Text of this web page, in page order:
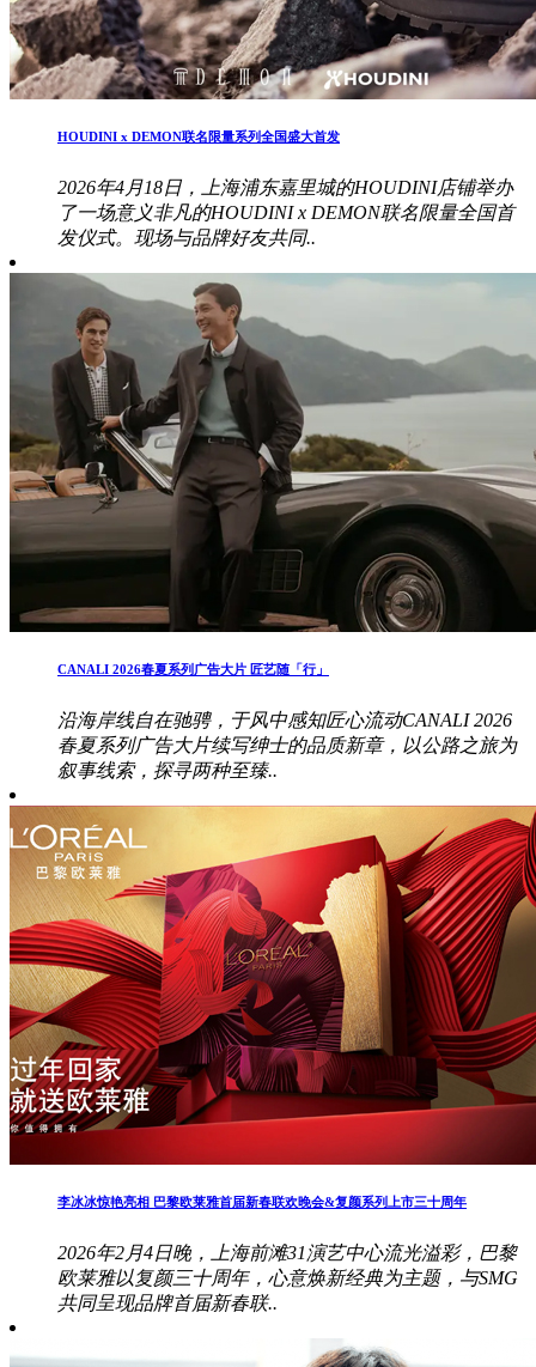
HOUDINI x DEMON联名限量系列全国盛大首发
2026年4月18日，上海浦东嘉里城的HOUDINI店铺举办
了一场意义非凡的HOUDINI x DEMON联名限量全国首
发仪式。现场与品牌好友共同..
CANALI 2026春夏系列广告大片 匠艺随「行」
沿海岸线自在驰骋，于风中感知匠心流动CANALI 2026
春夏系列广告大片续写绅士的品质新章，以公路之旅为
叙事线索，探寻两种至臻..
李冰冰惊艳亮相 巴黎欧莱雅首届新春联欢晚会&复颜系列上市三十周年
2026年2月4日晚，上海前滩31演艺中心流光溢彩，巴黎
欧莱雅以复颜三十周年，心意焕新经典为主题，与SMG
共同呈现品牌首届新春联..